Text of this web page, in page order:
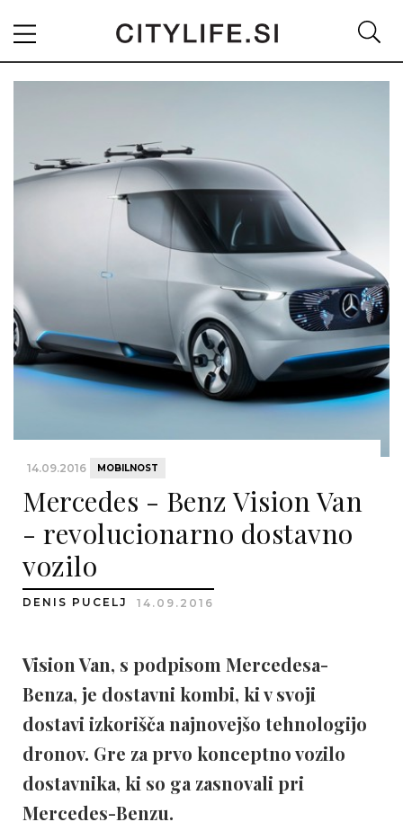
14.09.2016 MOBILNOST
Mercedes - Benz Vision Van
- revolucionarno dostavno
vozilo
DENIS PUCELJ 14.09.2016
Vision Van, s podpisom Mercedesa-
Benza, je dostavni kombi, ki v svoji
dostavi izkorišča najnovejšo tehnologijo
dronov. Gre za prvo konceptno vozilo
dostavnika, ki so ga zasnovali pri
Mercedes-Benzu.